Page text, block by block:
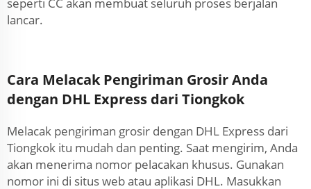
lancar.
Cara Melacak Pengiriman Grosir Anda
dengan DHL Express dari Tiongkok
Melacak pengiriman grosir dengan DHL Express dari
Tiongkok itu mudah dan penting. Saat mengirim, Anda
akan menerima nomor pelacakan khusus. Gunakan
nomor ini di situs web atau aplikasi DHL. Masukkan